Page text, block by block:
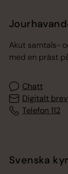
Akut samtals-
med en präst
Chatt
Digitalt brev
Telefon 112
Svenska